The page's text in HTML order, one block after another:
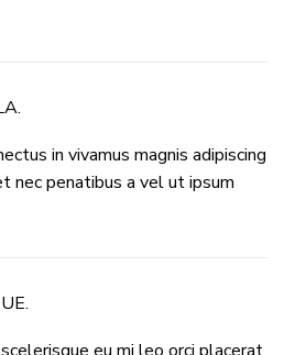
in vivamus magnis adipiscing
nec penatibus a vel ut ipsum